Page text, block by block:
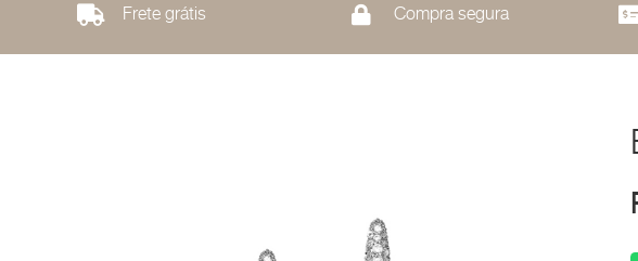
Frete grátis Compra segura